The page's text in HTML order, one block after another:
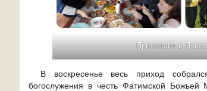
Прихожане в
В воскресенье весь приход
богослужения в честь Фатимской